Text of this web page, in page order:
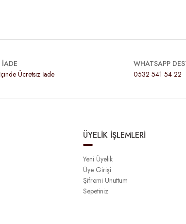
İADE
Ücretsiz İade
WHATSAPP
0532 541 54 22
ÜYELİK İŞLEMLERİ
Yeni Üyelik
Üye Girişi
Şifremi Unuttum
Sepetiniz